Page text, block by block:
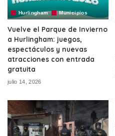
Hurlingham Municipios
Vuelve el Parque de Invierno
a Hurlingham: juegos,
espectáculos y nuevas
atracciones con entrada
gratuita
julio 14, 2026